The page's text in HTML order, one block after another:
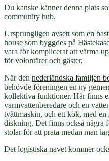
Du kanske känner denna plats
community hub.
Ursprungligen avsett som en
house som byggdes på
vara för komplicerat att värma
för volontärer och gäster.
När den nederländska familjen
behövde föreningen en ny
kollektiva funktioner. Här finns
varmvattenberedare och en
tvättmaskin, och ett kök, med
diskning. Det finns också några
stolar för att prata medan man
Det logistiska navet kommer